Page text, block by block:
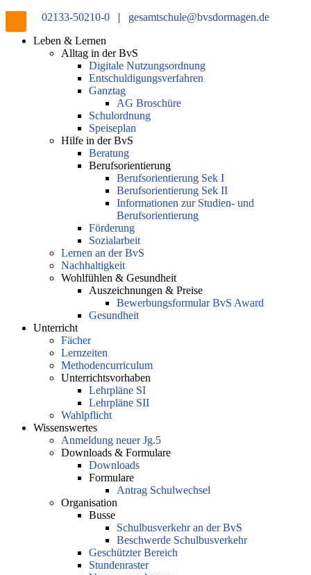
02133-50210-0 | gesamtschule@bvsdormagen.de
Leben & Lernen
Alltag in der BvS
Digitale Nutzungsordnung
Entschuldigungsverfahren
Ganztag
AG Broschüre
Schulordnung
Speiseplan
Hilfe in der BvS
Beratung
Berufsorientierung
Berufsorientierung Sek I
Berufsorientierung Sek II
Informationen zur Studien- und
Berufsorientierung
Förderung
Sozialarbeit
Lernen an der BvS
Nachhaltigkeit
Wohlfühlen & Gesundheit
Auszeichnungen & Preise
Bewerbungsformular BvS Award
Gesundheit
Unterricht
Fächer
Lernzeiten
Methodencurriculum
Unterrichtsvorhaben
Lehrpläne SI
Lehrpläne SII
Wahlpflicht
Wissenswertes
Anmeldung neuer Jg.5
Downloads & Formulare
Downloads
Formulare
Antrag Schulwechsel
Organisation
Busse
Schulbusverkehr an der BvS
Beschwerde Schulbusverkehr
Geschützter Bereich
Stundenraster